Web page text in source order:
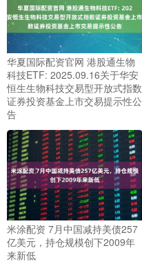
华夏国际配资官网 港股通生物
科技ETF: 2025.09.16关于华安
恒生生物科技交易型开放式指数
证券投资基金上市交易提示性公
告
米涂配资 7月中国减持美债257
亿美元，持仓规模创下2009年
来新低